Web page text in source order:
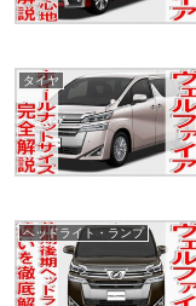
タイヤ
ヘッドライト・ランプ